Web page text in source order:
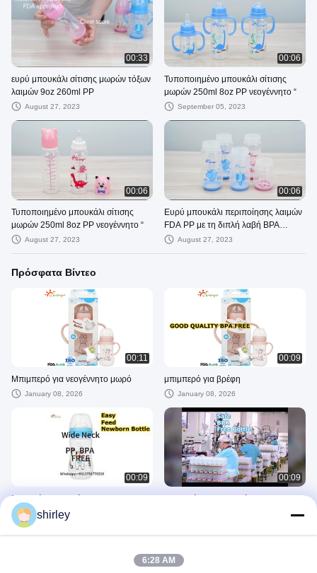
00:33
ευρύ μπουκάλι σίτισης μωρών τόξων
λαιμών 9oz 260ml PP
August 27, 2023
00:06
Τυποποιημένο μπουκάλι σίτισης
μωρών 250ml 8oz PP νεογέννητο “
September 05, 2023
00:06
Τυποποιημένο μπουκάλι σίτισης
μωρών 250ml 8oz PP νεογέννητο “
August 27, 2023
00:06
Ευρύ μπουκάλι περιποίησης λαιμών
FDA PP με τη διπλή λαβή BPA
ελεύθερη
August 27, 2023
Πρόσφατα Βίντεο
00:11
Μπιμπερό για νεογέννητο μωρό
January 08, 2026
00:09
μπιμπερό για βρέφη
January 08, 2026
00:09
Βρεφικό μπιμπερό 260ml
Εργοστασιακό
December 28, 2025
00:09
shirley
6:28 AM